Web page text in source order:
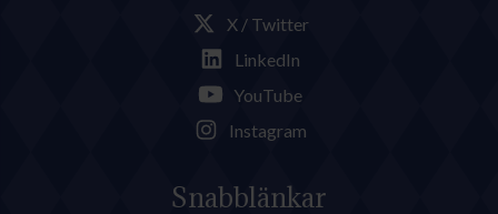
X / Twitter
LinkedIn
YouTube
Instagram
Snabblänkar